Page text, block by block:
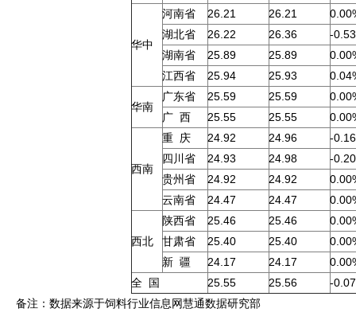
华中
河南省 26.21 26.21
湖北省
26.22 26.36
-
湖南省
25.89 25.89
江西省
25.94 25.93
华南
广东省 25.59 25.59
广 西
25.55 25.55
西南
重 庆 24.92 24.96
-
四川省
24.93 24.98
-
贵州省
24.92 24.92
云南省
24.47 24.47
西北
陕西省 25.46 25.46
甘肃省
25.40 25.40
新 疆
24.17 24.17
全 国
25.55 25.56
-
备注：数据来源于饲料行业信息网慧通数据研究部